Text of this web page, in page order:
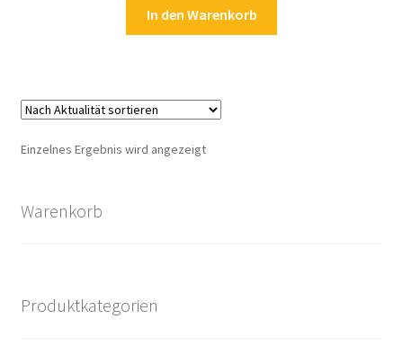
Mein Konto
Shop
In den Warenkorb
Einzelnes Ergebnis wird angezeigt
Warenkorb
Produktkategorien